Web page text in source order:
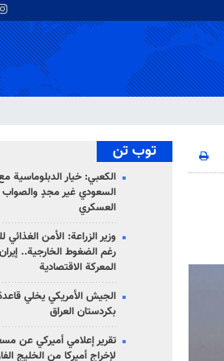
توب تن
الكعبي: خيار الدبلوماسية
السعودي غير مجدٍ والصواب
العسكري
وزير الزراعة: الأمن الغذائي
رغم الضغوط الخارجية..
المعركة الاقتصادية
الجيش الأمريكي يخلي
بكردستان العراق
تقرير إعلامي أميركي عن
لإخراج أميركا من الخليج